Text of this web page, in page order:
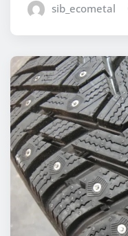
sib_ecometal